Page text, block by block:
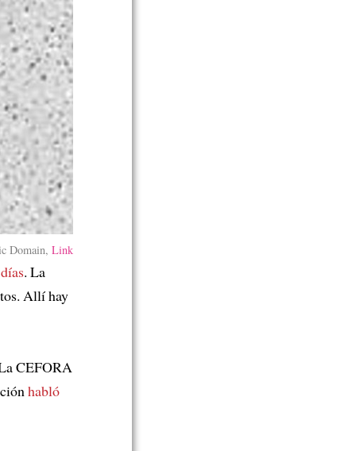
Domain, Link
. La
Allí hay
CEFORA
habló